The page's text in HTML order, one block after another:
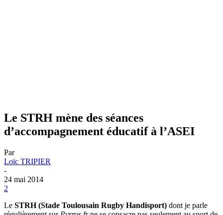
Le STRH mène des séances
d’accompagnement éducatif à l’ASEI
Par
Loïc TRIPIER
-
24 mai 2014
2
Le STRH (Stade Toulousain Rugby Handisport) dont je parle